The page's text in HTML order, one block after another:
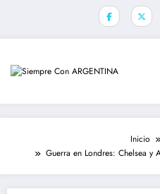
Inicio
Guerra en Londres: Chelsea y